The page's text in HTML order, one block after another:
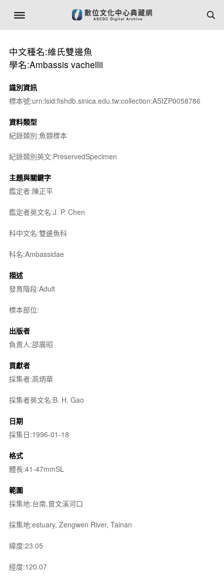
中文種名:維氏雙邊魚
學名:Ambassis vachellii
識別資訊
標本號:urn:lsid:fishdb.sinica.edu.tw:collection:ASIZP0058786
資料類型
紀錄類別:魚類標本
紀錄類別英文:PreservedSpecimen
主題與關鍵字
鑑定者:陳正平
鑑定者英文名:J. P. Chen
科中文名:雙邊魚科
科名:Ambassidae
描述
發育階段:Adult
標本部位:
出版者
負責人:邵廣昭
貢獻者
採集者:高炳華
採集者英文名:B. H. Gao
日期
採集日:1996-01-18
格式
體長:41-47mmSL
範圍
採集地:台南,曾文溪河口
採集地:estuary, Zengwen River, Tainan
緯度:23.05
經度:120.07